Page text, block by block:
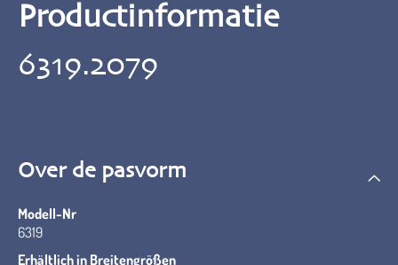
Productinformatie
6319.2079
Over de pasvorm
Modell-Nr
6319
Erhältlich in Breitengrößen